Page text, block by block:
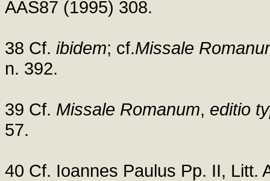
AAS87 (1995) 308.
38 Cf. ibidem; cf.Missale
n. 392.
39 Cf. Missale Romanum, editio
57.
40 Cf. Ioannes Paulus Pp. II, Litt.